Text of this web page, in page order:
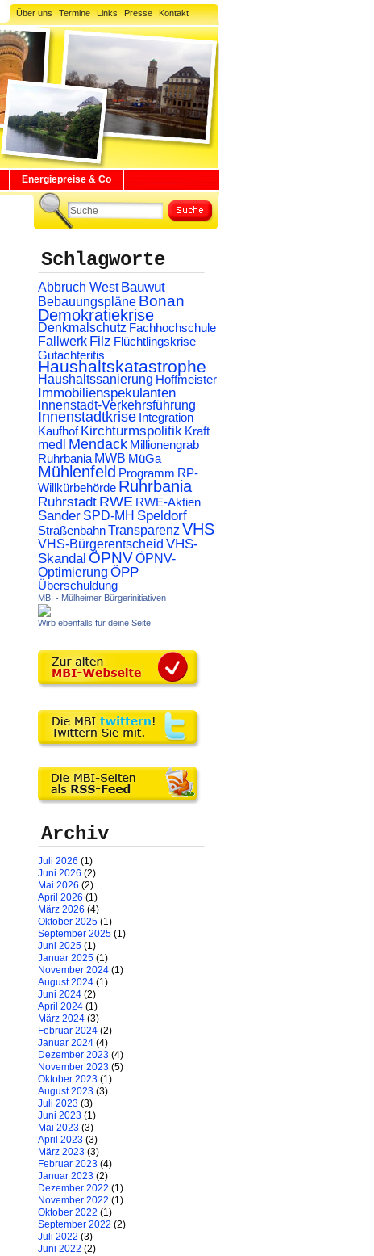
Über uns Termine Links Presse Kontakt
Energiepreise & Co
Schlagworte
Abbruch West Bauwut
Bebauungspläne Bonan
Demokratiekrise
Denkmalschutz Fachhochschule
Fallwerk Filz Flüchtlingskrise
Gutachteritis
Haushaltskatastrophe
Haushaltssanierung Hoffmeister
Immobilienspekulanten
Innenstadt-Verkehrsführung
Innenstadtkrise Integration
Kaufhof Kirchturmspolitik Kraft
medl Mendack Millionengrab
Ruhrbania MWB MüGa
Mühlenfeld Programm RP-
Willkürbehörde Ruhrbania
Ruhrstadt RWE RWE-Aktien
Sander SPD-MH Speldorf
StraßenbahnTransparenz VHS
VHS-Bürgerentscheid VHS-
Skandal ÖPNVÖPNV-
Optimierung ÖPP
Überschuldung
MBI - Mülheimer Bürgerinitiativen
Wirb ebenfalls für deine Seite
Archiv
Juli 2026 (1)
Juni 2026 (2)
Mai 2026 (2)
April 2026 (1)
März 2026 (4)
Oktober 2025 (1)
September 2025 (1)
Juni 2025 (1)
Januar 2025 (1)
November 2024 (1)
August 2024 (1)
Juni 2024 (2)
April 2024 (1)
März 2024 (3)
Februar 2024 (2)
Januar 2024 (4)
Dezember 2023 (4)
November 2023 (5)
Oktober 2023 (1)
August 2023 (3)
Juli 2023 (3)
Juni 2023 (1)
Mai 2023 (3)
April 2023 (3)
März 2023 (3)
Februar 2023 (4)
Januar 2023 (2)
Dezember 2022 (1)
November 2022 (1)
Oktober 2022 (1)
September 2022 (2)
Juli 2022 (3)
Juni 2022 (2)